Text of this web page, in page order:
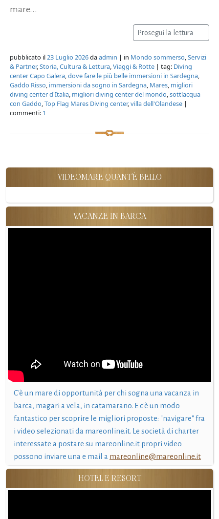
mare...
Prosegui la lettura
pubblicato il23 Luglio 2026daadmin | in Mondo sommerso,Servizi
& Partner,Storia, Cultura & Lettura,Viaggi & Rotte | tag: Diving
center Capo Galera,dove fare le più belle immersioni in Sardegna,
Gaddo Risso, immersioni da sogno in Sardegna, Mares, migliori
diving center d'Italia, migliori diving center del mondo,sottìacqua
con Gaddo,Top Flag Mares Diving center,villa dell'Olandese |
commenti: 1
VIDEOMARE QUANT'È BELLO
VACANZE IN BARCA
C'è un mare di opportunità per chi sogna una vacanza in
barca, magari a vela, in catamarano. E c'è un modo
fantastico per scoprire le migliori proposte: "navigare" fra
i video selezionati da mareonline.it. Le società di charter
interessate a postare su mareonline.it propri video
possono inviare una e mail a mareonline@mareonline.it
HOTEL E RESORT